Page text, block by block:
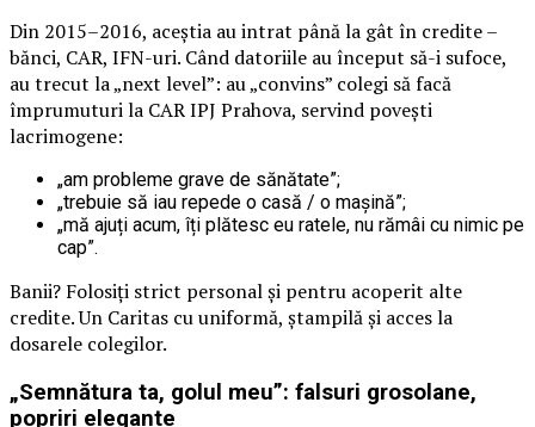
Din 2015–2016, aceștia au intrat până la gât în credite –
bănci, CAR, IFN-uri. Când datoriile au început să-i sufoce,
au trecut la „next level”: au „convins” colegi să facă
împrumuturi la CAR IPJ Prahova, servind povești
lacrimogene:
„am probleme grave de sănătate”;
„trebuie să iau repede o casă / o mașină”;
„mă ajuți acum, îți plătesc eu ratele, nu rămâi cu nimic pe
cap”.
Banii? Folosiți strict personal și pentru acoperit alte
credite. Un Caritas cu uniformă, ștampilă și acces la
dosarele colegilor.
„Semnătura ta, golul meu”: falsuri grosolane,
popriri elegante